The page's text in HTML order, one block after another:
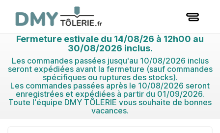
Fermeture estivale du 14/08/26 à 12h00 au
30/08/2026 inclus.
Les commandes passées jusqu'au 10/08/2026 inclus
seront expédiées avant la fermeture (sauf commandes
spécifiques ou ruptures des stocks).
Les commandes passées après le 10/08/2026 seront
enregistrées et expédiées à partir du 01/09/2026.
Toute l'équipe DMY TÔLERIE vous souhaite de bonnes
vacances.